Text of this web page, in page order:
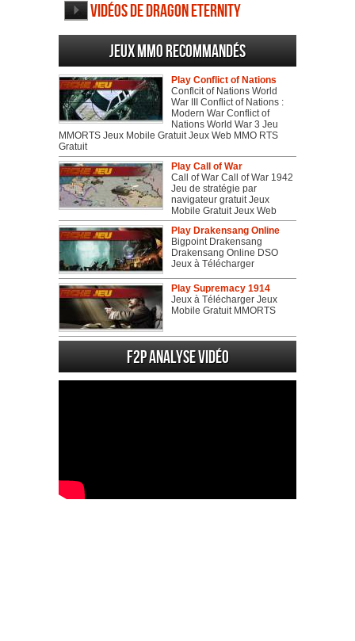
Vidéos de Dragon Eternity
Jeux MMO recommandés
Play Conflict of Nations
Conflcit of Nations World
War III Conflict of Nations :
Modern War Conflict of
Nations World War 3 Jeu
MMORTS Jeux Mobile Gratuit Jeux Web MMO RTS
Gratuit
Play Call of War
Call of War Call of War 1942
Jeu de stratégie par
navigateur gratuit Jeux
Mobile Gratuit Jeux Web
Play Drakensang Online
Bigpoint Drakensang
Drakensang Online DSO
Jeux à Télécharger
Play Supremacy 1914
Jeux à Télécharger Jeux
Mobile Gratuit MMORTS
F2P Analyse vidéo